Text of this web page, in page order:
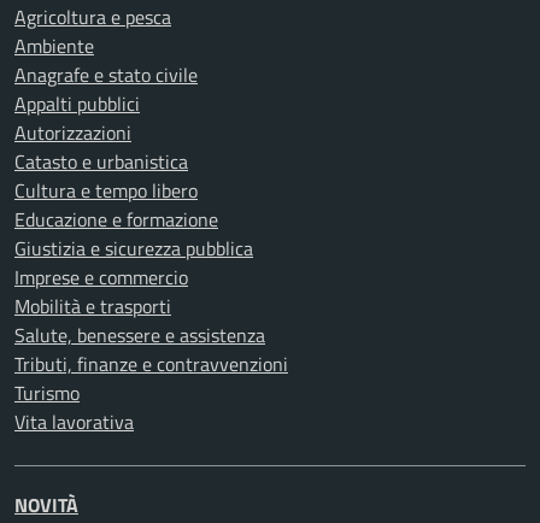
Agricoltura e pesca
Ambiente
Anagrafe e stato civile
Appalti pubblici
Autorizzazioni
Catasto e urbanistica
Cultura e tempo libero
Educazione e formazione
Giustizia e sicurezza pubblica
Imprese e commercio
Mobilità e trasporti
Salute, benessere e assistenza
Tributi, finanze e contravvenzioni
Turismo
Vita lavorativa
NOVITÀ